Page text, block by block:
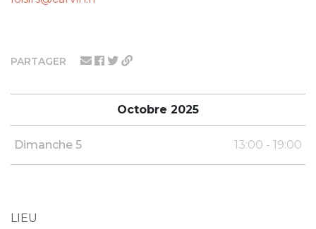
PARTAGER
Octobre 2025
Dimanche 5 13:00 - 19:00
LIEU